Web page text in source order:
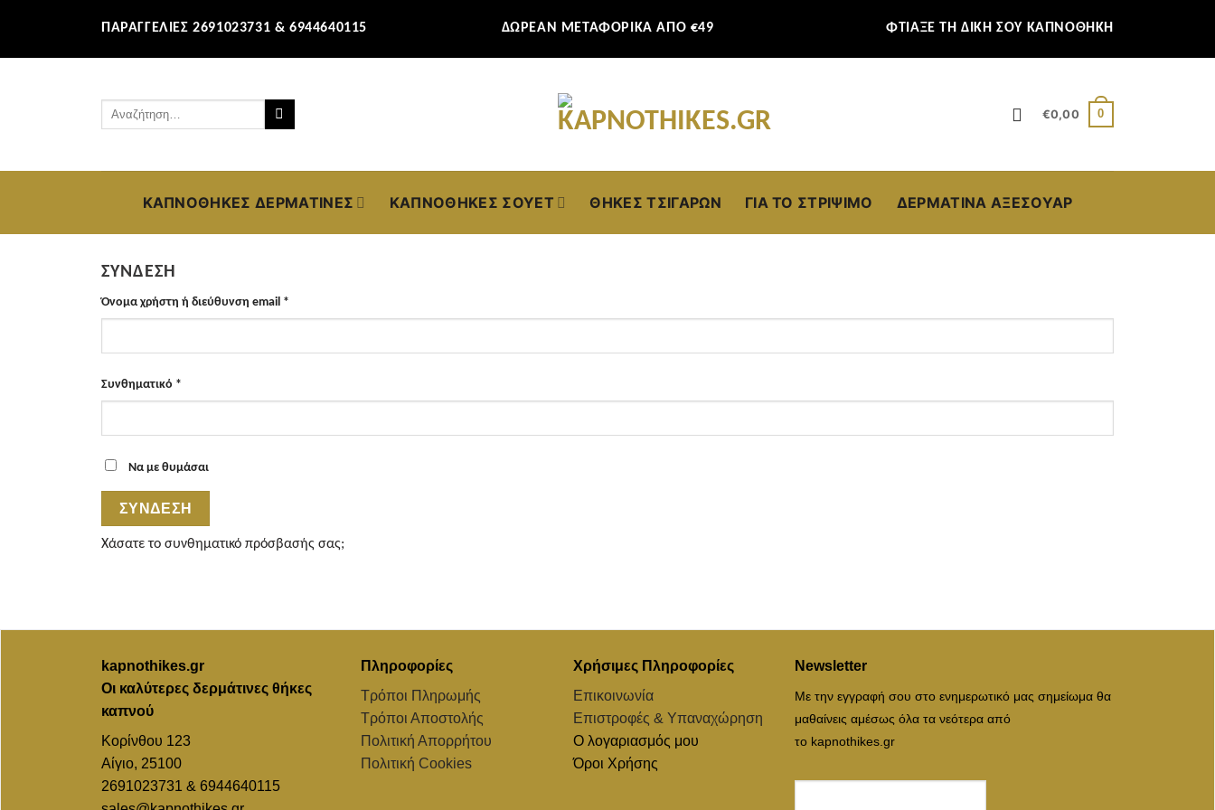
περιεχόμενο
ΠΑΡΑΓΓΕΛΊΕΣ 2691023731 & 6944640115 ΔΩΡΕΑΝ ΜΕΤΑΦΟΡΙΚΑ ΑΠΟ €49 ΦΤΙΑΞΕ ΤΗ ΔΙΚΗ ΣΟΥ ΚΑΠΝΟΘΗΚΗ
€0,00 0
ΚΑΠΝΟΘΉΚΕΣ ΔΕΡΜΆΤΙΝΕΣ ΚΑΠΝΟΘΉΚΕΣ ΣΟΥΈΤ ΘΉΚΕΣ ΤΣΙΓΆΡΩΝ ΓΙΑ ΤΟ ΣΤΡΊΨΙΜΟ ΔΕΡΜΆΤΙΝΑ ΑΞΕΣΟΥΆΡ
ΣΎΝΔΕΣΗ
Όνομα χρήστη ή διεύθυνση email *
Συνθηματικό *
Να με θυμάσαι
ΣΎΝΔΕΣΗ
Χάσατε το συνθηματικό πρόσβασής σας;
kapnothikes.gr
Οι καλύτερες δερμάτινες θήκες
καπνού
Κορίνθου 123
Αίγιο, 25100
2691023731 & 6944640115
Πληροφορίες
Τρόποι Πληρωμής
Τρόποι Αποστολής
Πολιτική Απορρήτου
Πολιτική Cookies
Χρήσιμες Πληροφορίες
Επικοινωνία
Επιστροφές & Υπαναχώρηση
Ο λογαριασμός μου
Όροι Χρήσης
Newsletter
Με την εγγραφή σου στο ενημερωτικό μας σημείωμα θα
μαθαίνεις αμέσως όλα τα νεότερα από
το kapnothikes.gr